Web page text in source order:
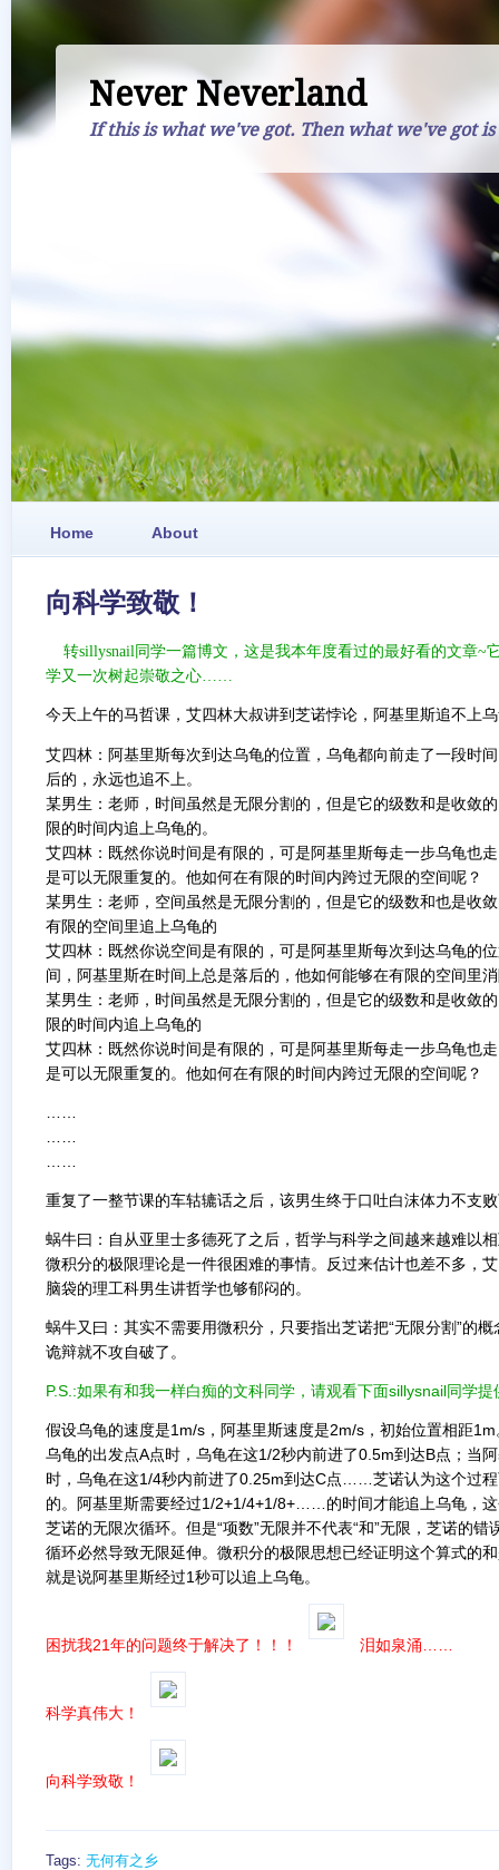
Never Neverland
If this is what we've got. Then what we've got is
Home About
向科学致敬！
转sillysnail同学一篇博文，这是我本年度看过的最好看的文章~
学又一次树起崇敬之心……
今天上午的马哲课，艾四林大叔讲到芝诺悖论，阿基里斯追不上
艾四林：阿基里斯每次到达乌龟的位置，乌龟都向前走了一段时
后的，永远也追不上。
某男生：老师，时间虽然是无限分割的，但是它的级数和是收敛
限的时间内追上乌龟的。
艾四林：既然你说时间是有限的，可是阿基里斯每走一步乌龟也
是可以无限重复的。他如何在有限的时间内跨过无限的空间呢？
某男生：老师，空间虽然是无限分割的，但是它的级数和也是收
有限的空间里追上乌龟的
艾四林：既然你说空间是有限的，可是阿基里斯每次到达乌龟的
间，阿基里斯在时间上总是落后的，他如何能够在有限的空间里
某男生：老师，时间虽然是无限分割的，但是它的级数和是收敛
限的时间内追上乌龟的
艾四林：既然你说时间是有限的，可是阿基里斯每走一步乌龟也
是可以无限重复的。他如何在有限的时间内跨过无限的空间呢？
重复了一整节课的车轱辘话之后，该男生终于口吐白沫体力不支
蜗牛曰：自从亚里士多德死了之后，哲学与科学之间越来越难以
微积分的极限理论是一件很困难的事情。反过来估计也差不多，
脑袋的理工科男生讲哲学也够郁闷的。
蜗牛又曰：其实不需要用微积分，只要指出芝诺把“无限分割”的概
诡辩就不攻自破了。
P.S.:如果有和我一样白痴的文科同学，请观看下面sillysnail同学提
假设乌龟的速度是1m/s，阿基里斯速度是2m/s，初始位置相距
乌龟的出发点A点时，乌龟在这1/2秒内前进了0.5m到达B点；当
时，乌龟在这1/4秒内前进了0.25m到达C点……芝诺认为这个过
的。阿基里斯需要经过1/2+1/4+1/8+……的时间才能追上乌龟，
芝诺的无限次循环。但是“项数”无限并不代表“和”无限，芝诺的
循环必然导致无限延伸。微积分的极限思想已经证明这个算式的
就是说阿基里斯经过1秒可以追上乌龟。
困扰我21年的问题终于解决了！！！ 泪如泉涌……
科学真伟大！
向科学致敬！
Tags: 无何有之乡